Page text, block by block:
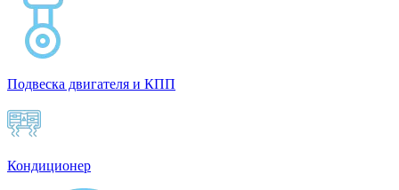
Подвеска двигателя и КПП
Кондиционер